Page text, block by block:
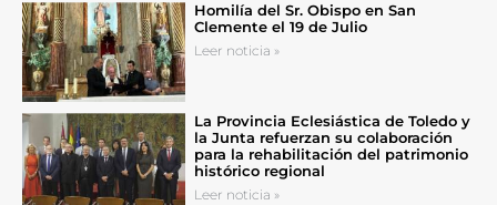
Homilía del Sr. Obispo en San
Clemente el 19 de Julio
Leer noticia »
La Provincia Eclesiástica de Toledo y
la Junta refuerzan su colaboración
para la rehabilitación del patrimonio
histórico regional
Leer noticia »